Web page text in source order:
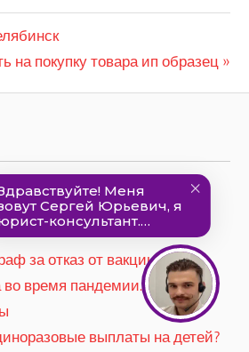
на покупку товара ип образец
за отказ от вакцинации?
во время пандемии.
выплаты на детей?